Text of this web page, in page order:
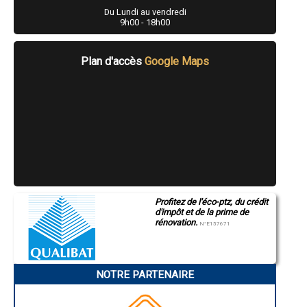
- Artisan Peintre à Bondues
- Artisan Peintre à Annœullin
- Artisan Peintre à Wambrechies
- Artisan Peintre à Condé-sur-l'Escaut
- Artisan Peintre à Pérenchies
- Artisan Peintre à La Chapelle-d'Armentières
- Artisan Peintre à Waziers
- Artisan Peintre à Fresnes-sur-Escaut
- Artisan Peintre à Houplines
- Artisan Peintre à Aulnoy-lez-Valenciennes
- Artisan Peintre à Téteghem
Du Lundi au vendredi
9h00 - 18h00
Plan d'accèsGoogle Maps
Profitez de l'éco-ptz, du crédit
d'impôt et de la prime de
rénovation. N°E157671
NOTRE PARTENAIRE